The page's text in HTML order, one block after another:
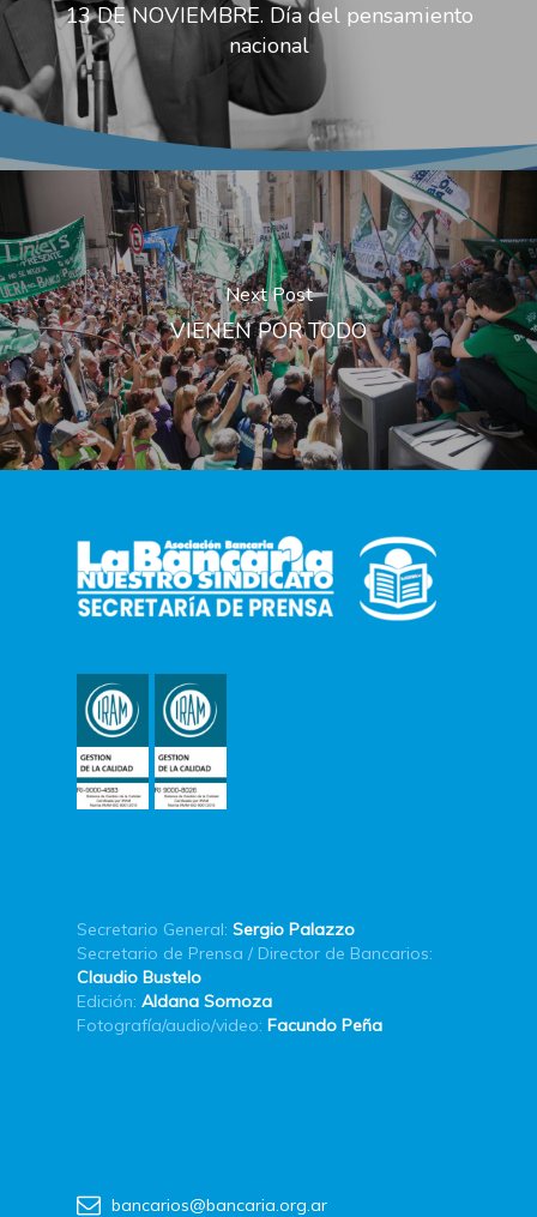
13 DE NOVIEMBRE. Día del pensamiento
nacional
Next Post
VIENEN POR TODO
Secretario General: Sergio Palazzo
Secretario de Prensa / Director de Bancarios:
Claudio Bustelo
Edición: Aldana Somoza
Fotografía/audio/video: Facundo Peña
bancarios@bancaria.org.ar